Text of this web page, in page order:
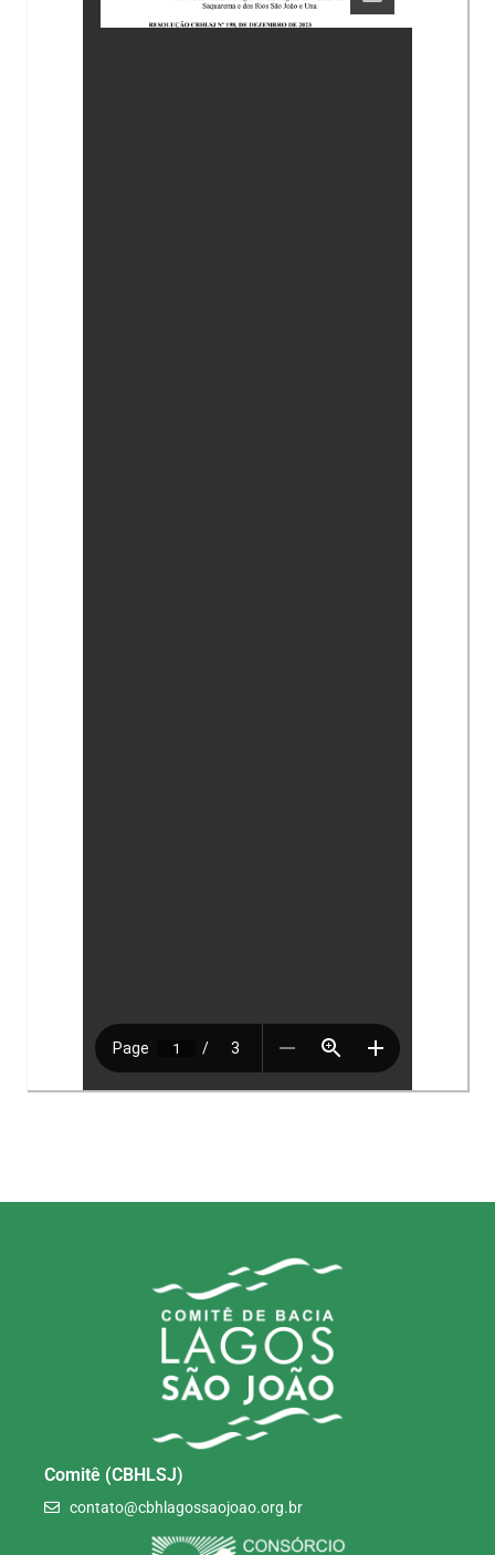
Comitê (CBHLSJ)
contato@cbhlagossaojoao.org.br